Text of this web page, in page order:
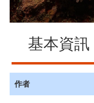
諮
詢
會
員
專
區
基本資訊
作者